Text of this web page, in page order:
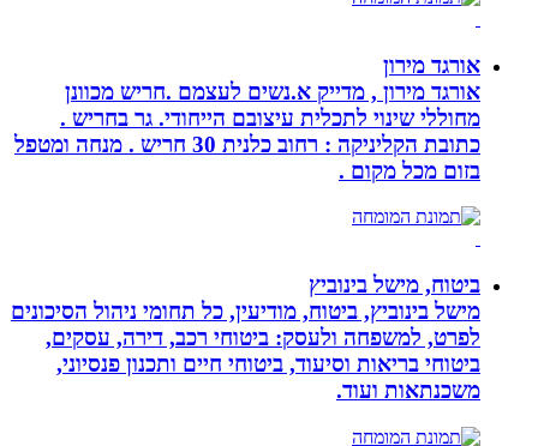
אורגד מירון
אורגד מירון , מדייק א.נשים לעצמם .חריש מכוונן
מחוללי שינוי לתכלית עיצובם הייחודי. גר בחריש .
כתובת הקליניקה : רחוב כלנית 30 חריש . מנחה ומטפל
בזום מכל מקום .
ביטוח, מישל בינוביץ
מישל בינוביץ, ביטוח, מודיעין, כל תחומי ניהול הסיכונים
לפרט, למשפחה ולעסק: ביטוחי רכב, דירה, עסקים,
ביטוחי בריאות וסיעוד, ביטוחי חיים ותכנון פנסיוני,
משכנתאות ועוד.